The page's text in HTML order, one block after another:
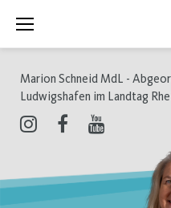
Inhalt
Marion Schneid MdL -
Ludwigshafen im Landtag